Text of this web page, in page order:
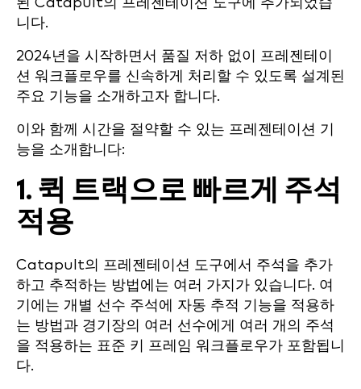
니다.
2024년을 시작하면서 품질 저하 없이 프레젠테이
션 워크플로우를 신속하게 처리할 수 있도록 설계된
주요 기능을 소개하고자 합니다.
이와 함께 시간을 절약할 수 있는 프레젠테이션 기
능을 소개합니다:
1. 퀵 트랙으로 빠르게 주석
적용
Catapult의 프레젠테이션 도구에서 주석을 추가
하고 추적하는 방법에는 여러 가지가 있습니다. 여
기에는 개별 선수 주석에 자동 추적 기능을 적용하
는 방법과 경기장의 여러 선수에게 여러 개의 주석
을 적용하는 표준 키 프레임 워크플로우가 포함됩니
다.